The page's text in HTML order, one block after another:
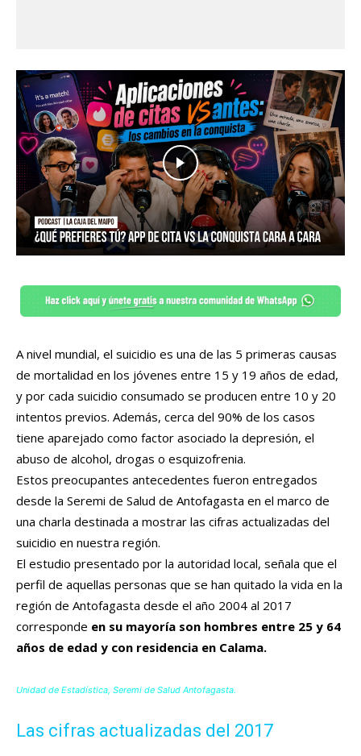
A nivel mundial, el suicidio es una de las 5 primeras causas
de mortalidad en los jóvenes entre 15 y 19 años de edad,
y por cada suicidio consumado se producen entre 10 y 20
intentos previos. Además, cerca del 90% de los casos
tiene aparejado como factor asociado la depresión, el
abuso de alcohol, drogas o esquizofrenia.
Estos preocupantes antecedentes fueron entregados
desde la Seremi de Salud de Antofagasta en el marco de
una charla destinada a mostrar las cifras actualizadas del
suicidio en nuestra región.
El estudio presentado por la autoridad local, señala que el
perfil de aquellas personas que se han quitado la vida en la
región de Antofagasta desde el año 2004 al 2017
corresponde en su mayoría son hombres entre 25 y 64
años de edad y con residencia en Calama.
Unidad de Estadística, Seremi de Salud Antofagasta.
Las cifras actualizadas del 2017